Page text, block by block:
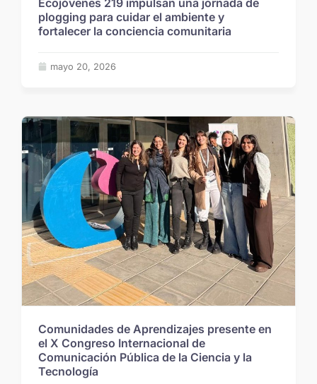
plogging para cuidar el ambiente y
fortalecer la conciencia comunitaria
mayo 20, 2026
Comunidades de Aprendizajes presente en
el X Congreso Internacional de
Comunicación Pública de la Ciencia y la
Tecnología